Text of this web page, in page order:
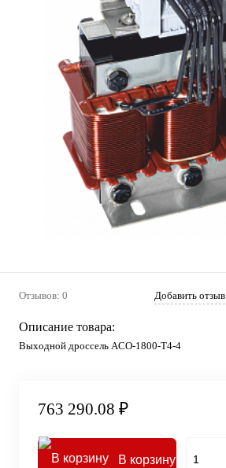
Отзывов: 0 Добавить отзыв
Описание товара:
Выходной дроссель ACO-1800-T4-4
763 290.08 ₽
В корзину